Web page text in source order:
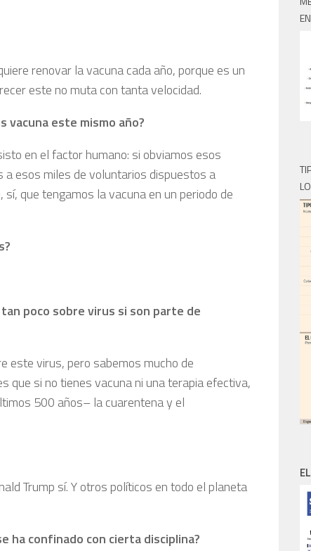
renovar la vacuna cada año, porque es un
este no muta con tanta velocidad.
vacuna este mismo año?
en el factor humano: si obviamos esos
esos miles de voluntarios dispuestos a
que tengamos la vacuna en un periodo de
poco sobre virus si son parte de
este virus, pero sabemos mucho de
que si no tienes vacuna ni una terapia efectiva,
500 años– la cuarentena y el
Trump sí. Y otros políticos en todo el planeta
ha confinado con cierta disciplina?